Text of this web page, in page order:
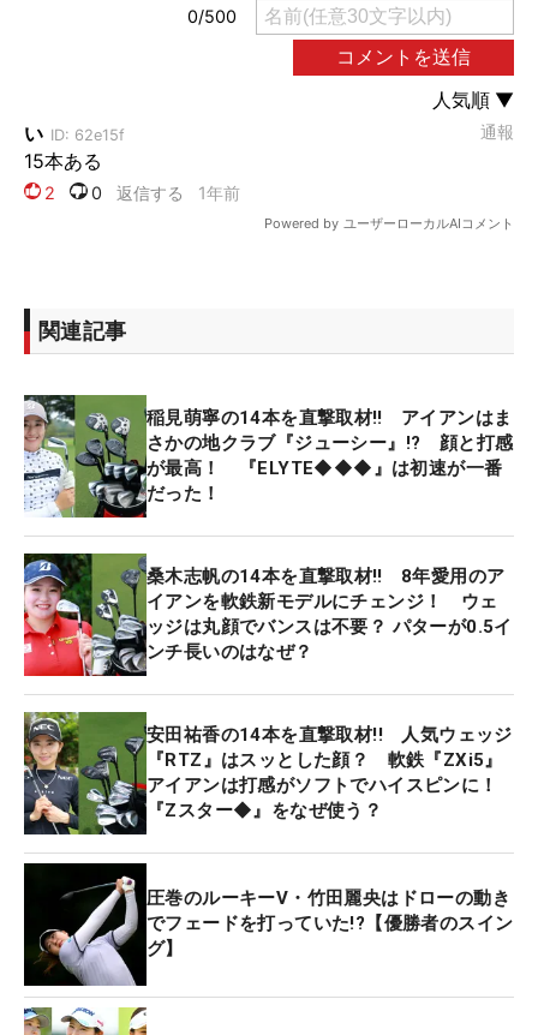
関連記事
稲見萌寧の14本を直撃取材‼ アイアンはま
さかの地クラブ『ジューシー』!? 顔と打感
が最高！ 『ELYTE◆◆◆』は初速が一番
だった！
桑木志帆の14本を直撃取材‼ 8年愛用のア
イアンを軟鉄新モデルにチェンジ！ ウェ
ッジは丸顔でバンスは不要？ パターが0.5イ
ンチ長いのはなぜ？
安田祐香の14本を直撃取材!! 人気ウェッジ
『RTZ』はスッとした顔？ 軟鉄『ZXi5』
アイアンは打感がソフトでハイスピンに！
『Zスター◆』をなぜ使う？
圧巻のルーキーV・竹田麗央はドローの動き
でフェードを打っていた!?【優勝者のスイン
グ】